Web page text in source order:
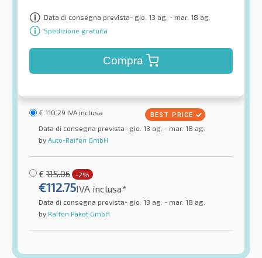
Data di consegna prevista- gio. 13 ag. - mar. 18 ag.
Spedizione gratuita
Compra
€ 110.29 IVA inclusa
Data di consegna prevista- gio. 13 ag. - mar. 18 ag.
by Auto-Raifen GmbH
€ 115.06 -2%
€112.75IVA inclusa*
Data di consegna prevista- gio. 13 ag. - mar. 18 ag.
by Raifen Paket GmbH